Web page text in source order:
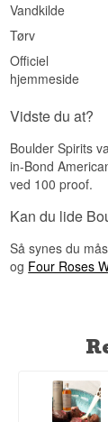
Vandkilde
Tørv
Officiel
hjemmeside
Vidste du at?
Boulder Spirits
in-Bond
ved 100 proof.
Kan du lide
Så synes du
og Four Roses